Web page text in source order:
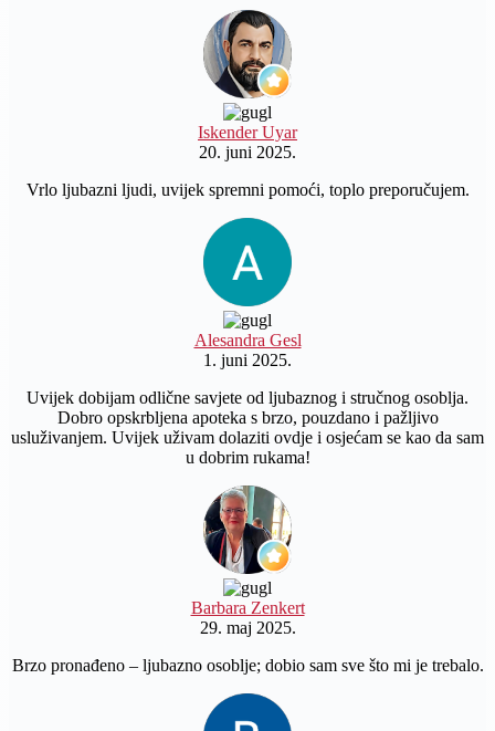
Iskender Uyar
20. juni 2025.
Vrlo ljubazni ljudi, uvijek spremni pomoći, toplo preporučujem.
Alesandra Gesl
1. juni 2025.
Uvijek dobijam odlične savjete od ljubaznog i stručnog osoblja.
Dobro opskrbljena apoteka s brzo, pouzdano i pažljivo
usluživanjem. Uvijek uživam dolaziti ovdje i osjećam se kao da sam
u dobrim rukama!
Barbara Zenkert
29. maj 2025.
Brzo pronađeno – ljubazno osoblje; dobio sam sve što mi je trebalo.